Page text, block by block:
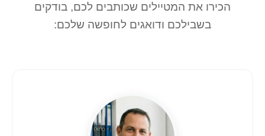
הכירו את המטיילים שכותבים לכם, בודקים
בשבילכם ודואגים לחופשה שלכם: